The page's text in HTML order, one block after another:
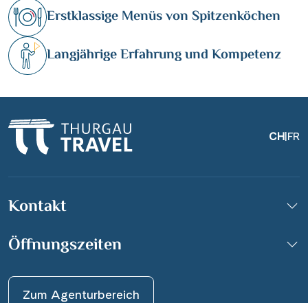
Kontakt
Reisekalender
Reisegutscheine
Newsletter
Reisekataloge
Kundenlogin
Hotline 0800 626 550
Erstklassige Menüs von Spitzenköchen
Langjährige Erfahrung und Kompetenz
CH|FR
Kontakt
Öffnungszeiten
Zum Agenturbereich